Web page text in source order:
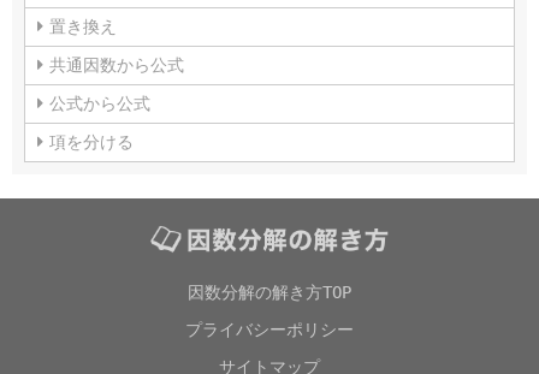
置き換え
共通因数から公式
公式から公式
項を分ける
因数分解の解き方TOP
プライバシーポリシー
サイトマップ